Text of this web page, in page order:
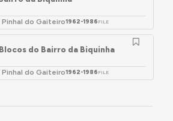
Pinhal do Gaiteiro1962-1986 FILE
do Bairro da Biquinha
Pinhal do Gaiteiro1962-1986 FILE